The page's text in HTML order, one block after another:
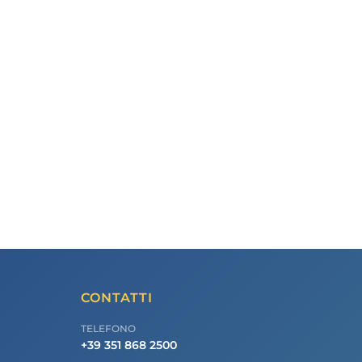
CONTATTI
TELEFONO
+39 351 868 2500